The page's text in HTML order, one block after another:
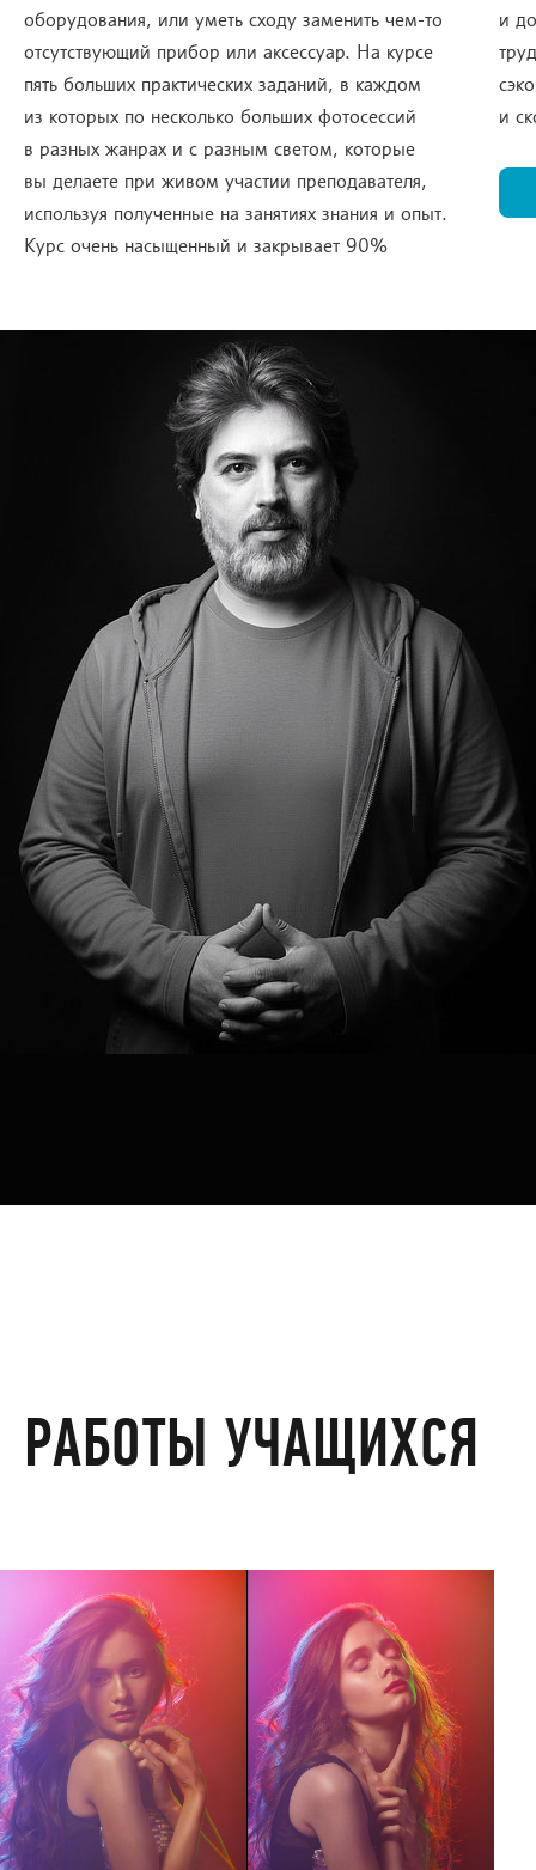
оборудования, или уметь сходу заменить чем-то
отсутствующий прибор или аксессуар. На курсе
пять больших практических заданий, в каждом
из которых по несколько больших фотосессий
в разных жанрах и с разным светом, которые
вы делаете при живом участии преподавателя,
используя полученные на занятиях знания и опыт.
Курс очень насыщенный и закрывает 90%
и
и
РАБОТЫ УЧАЩИХСЯ